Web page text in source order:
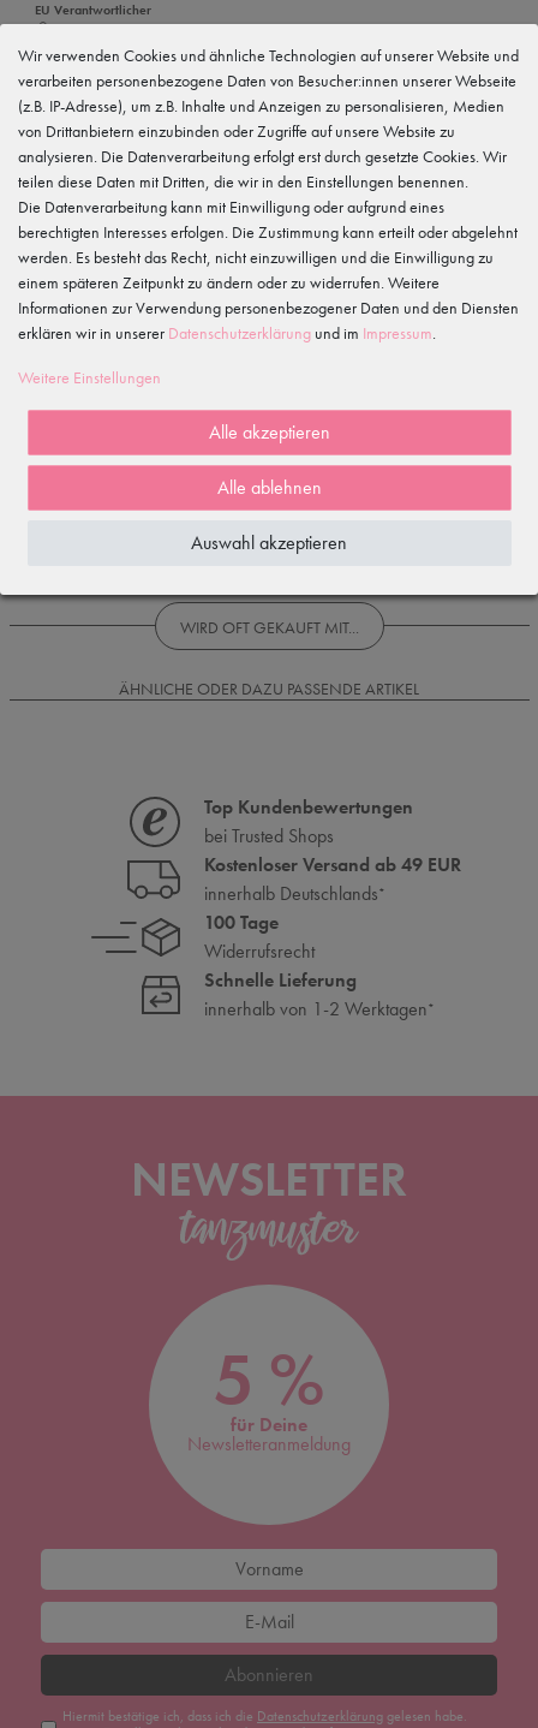
EU Verantwortlicher
tanzmuster GmbH
Gewerbeparkring 2, 15299 Müllrose, Deutschland
service@tanzmuster.de
033606-779250
Hersteller
tanzmuster
Gewerbeparkring 2, 15299 Müllrose, Deutschland
service@tanzmuster.de
033606-779250
Merkmale
5
3
1
WIRD OFT GEKAUFT MIT...
ÄHNLICHE ODER DAZU PASSENDE ARTIKEL
Top Kundenbewertungen
bei Trusted Shops
Kostenloser Versand ab 49 EUR
innerhalb Deutschlands*
100 Tage
Widerrufsrecht
Schnelle Lieferung
innerhalb von 1-2 Werktagen*
NEWSLETTER
5 %
für Deine
Newsletteranmeldung
Abonnieren
Hiermit bestätige ich, dass ich die Daten­schutz­erklärunggelesen habe.
Wir verwenden Cookies und ähnliche Technologien auf unserer Website und
verarbeiten personenbezogene Daten von Besucher:innen unserer Webseite
(z.B. IP-Adresse), um z.B. Inhalte und Anzeigen zu personalisieren, Medien
von Drittanbietern einzubinden oder Zugriffe auf unsere Website zu
analysieren. Die Datenverarbeitung erfolgt erst durch gesetzte Cookies. Wir
teilen diese Daten mit Dritten, die wir in den Einstellungen benennen.
Die Datenverarbeitung kann mit Einwilligung oder aufgrund eines
berechtigten Interesses erfolgen. Die Zustimmung kann erteilt oder abgelehnt
werden. Es besteht das Recht, nicht einzuwilligen und die Einwilligung zu
einem späteren Zeitpunkt zu ändern oder zu widerrufen. Weitere
Informationen zur Verwendung personenbezogener Daten und den Diensten
erklären wir in unserer Daten­schutz­erklärung und im Impressum.
Weitere Einstellungen
Alle akzeptieren
Alle ablehnen
Auswahl akzeptieren